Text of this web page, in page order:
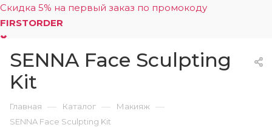
Скидка 5% на первый заказ по промокоду
FIRSTORDER
0
SENNA Face Sculpting
Kit
Главная — Каталог — Макияж —
SENNA Face Sculpting Kit